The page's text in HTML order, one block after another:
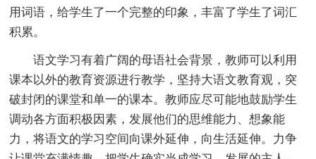
用词语，给学生了一个完整的印象，丰富了学生了词汇
积累。
语文学习有着广阔的母语社会背景，教师可以利用
课本以外的教育资源进行教学，坚持大语文教育观，突
破封闭的课堂和单一的课本。教师应尽可能地鼓励学生
调动各方面积极因素，发展他们的思维能力、想象能
力，将语文的学习空间向课外延伸，向生活延伸。力争